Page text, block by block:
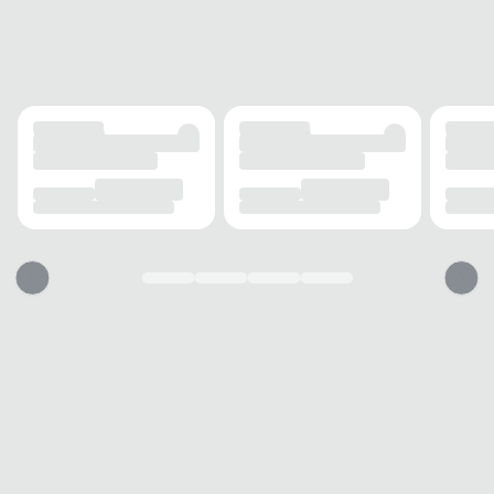
SOLADO
Borracha
ADERÊNCIA
Alta
Leve
FORRO